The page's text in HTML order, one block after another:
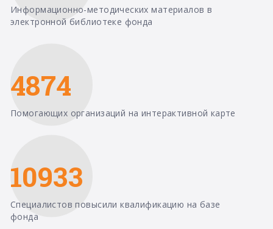
Информационно-методических материалов в
электронной библиотеке фонда
4874
Помогающих организаций на интерактивной карте
10933
Специалистов повысили квалификацию на базе
фонда